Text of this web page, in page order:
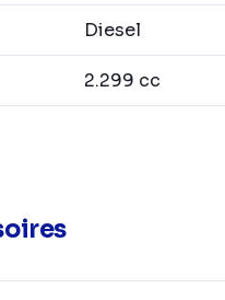
Diesel
2.299 cc